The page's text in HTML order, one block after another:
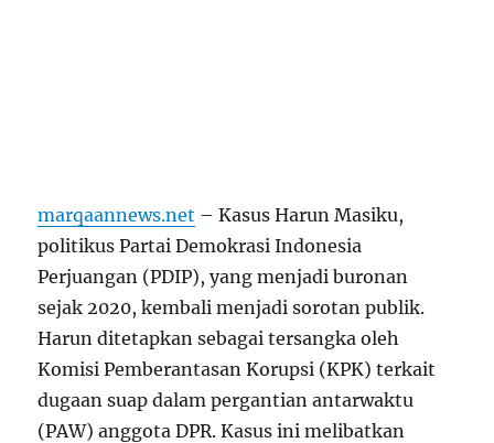
marqaannews.net – Kasus Harun Masiku,
politikus Partai Demokrasi Indonesia
Perjuangan (PDIP), yang menjadi buronan
sejak 2020, kembali menjadi sorotan publik.
Harun ditetapkan sebagai tersangka oleh
Komisi Pemberantasan Korupsi (KPK) terkait
dugaan suap dalam pergantian antarwaktu
(PAW) anggota DPR. Kasus ini melibatkan